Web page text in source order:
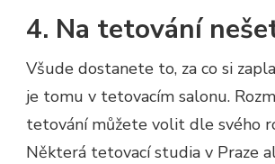
4. Na tetování
Všude dostanete to, za co si
je tomu v tetovacím salonu.
tetování můžete volit dle svého
Některá tetovací studia v Praze